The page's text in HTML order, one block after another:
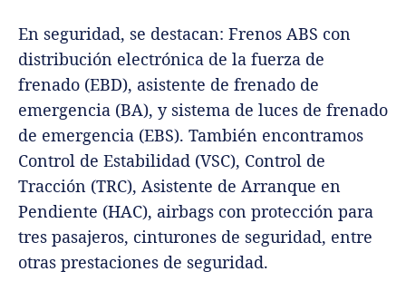
En seguridad, se destacan: Frenos ABS con
distribución electrónica de la fuerza de
frenado (EBD), asistente de frenado de
emergencia (BA), y sistema de luces de frenado
de emergencia (EBS). También encontramos
Control de Estabilidad (VSC), Control de
Tracción (TRC), Asistente de Arranque en
Pendiente (HAC), airbags con protección para
tres pasajeros, cinturones de seguridad, entre
otras prestaciones de seguridad.